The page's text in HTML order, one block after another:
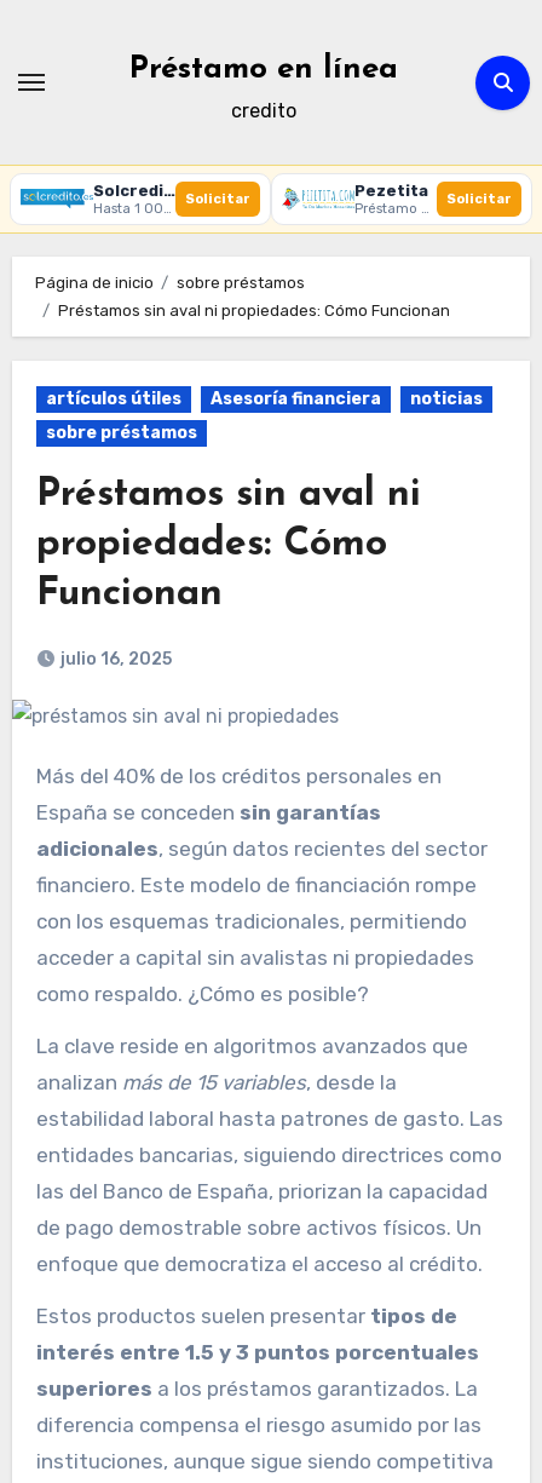
contenido
Préstamo en línea
credito
Solcredito
Hasta 1 000 € · 30 días · 100% online
Solicitar Pezetita
Préstamo online · Aprobación rápida
Solicitar
Página de inicio
sobre préstamos
Préstamos sin aval ni propiedades: Cómo Funcionan
artículos útiles Asesoría financiera
noticias
sobre préstamos
Préstamos sin aval ni
propiedades: Cómo
Funcionan
julio 16, 2025
Más del 40% de los créditos personales en
España se conceden sin garantías
adicionales, según datos recientes del sector
financiero. Este modelo de financiación rompe
con los esquemas tradicionales, permitiendo
acceder a capital sin avalistas ni propiedades
como respaldo. ¿Cómo es posible?
La clave reside en algoritmos avanzados que
analizan más de 15 variables, desde la
estabilidad laboral hasta patrones de gasto. Las
entidades bancarias, siguiendo directrices como
las del Banco de España, priorizan la capacidad
de pago demostrable sobre activos físicos. Un
enfoque que democratiza el acceso al crédito.
Estos productos suelen presentar tipos de
interés entre 1.5 y 3 puntos porcentuales
superiores a los préstamos garantizados. La
diferencia compensa el riesgo asumido por las
instituciones, aunque sigue siendo competitiva